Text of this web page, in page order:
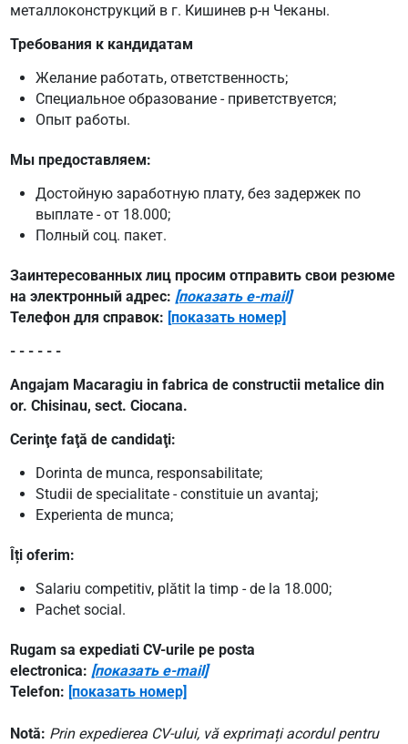
металлоконструкций в г. Кишинев р-н Чеканы.
Требования к кандидатам
Желание работать, ответственность;
Специальное образование - приветствуется;
Опыт работы.
Мы предоставляем:
Достойную заработную плату, без задержек по
выплате - oт 18.000;
Полный соц. пакет.
Заинтересованных лиц просим отправить свои резюме
на электронный адрес: [показать e-mail]
Телефон для справок: [показать номер]
- - - - - -
Angajam Macaragiu in fabrica de constructii metalice din
or. Chisinau, sect. Ciocana.
Cerinţe faţă de candidaţi:
Dorinta de munca, responsabilitate;
Studii de specialitate - constituie un avantaj;
Experienta de munca;
Îți oferim:
Salariu competitiv, plătit la timp - de la 18.000;
Pachet social.
Rugam sa expediati CV-urile pe posta
electronica: [показать e-mail]
Telefon: [показать номер]
Notă: Prin expedierea CV-ului, vă exprimați acordul pentru